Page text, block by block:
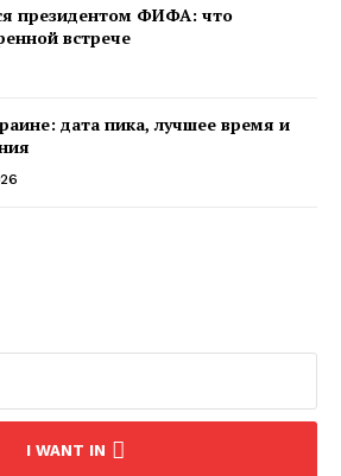
президентом ФИФА: что
встрече
дата пика, лучшее время и
I WANT IN